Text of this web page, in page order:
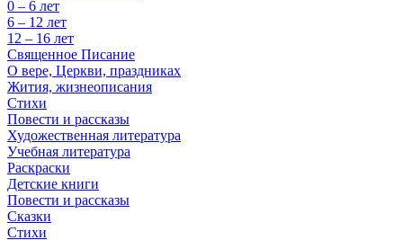
0 – 6 лет
6 – 12 лет
12 – 16 лет
Священное Писание
О вере, Церкви, праздниках
Жития, жизнеописания
Стихи
Повести и рассказы
Художественная литература
Учебная литература
Раскраски
Детские книги
Повести и рассказы
Сказки
Стихи